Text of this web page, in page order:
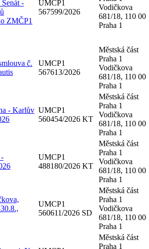
-
ZMČP1
UMCP1
567599/2026
Vodičkova
681/18, 110 00
Praha 1
č.
UMCP1
567613/2026
Městská část
Praha 1
Vodičkova
681/18, 110 00
Praha 1
- Karlův UMCP1
560454/2026 KT
Městská část
Praha 1
Vodičkova
681/18, 110 00
Praha 1
UMCP1
488180/2026 KT
Městská část
Praha 1
Vodičkova
681/18, 110 00
Praha 1
UMCP1
560611/2026 SD
Městská část
Praha 1
Vodičkova
681/18, 110 00
Praha 1
Městská část
Praha 1